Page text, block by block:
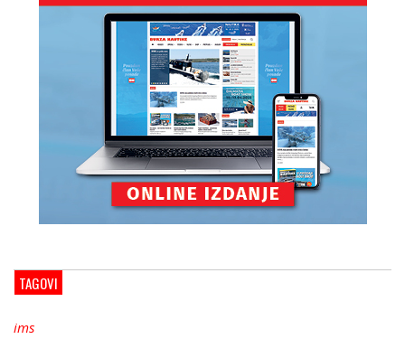
TAGOVI
ims